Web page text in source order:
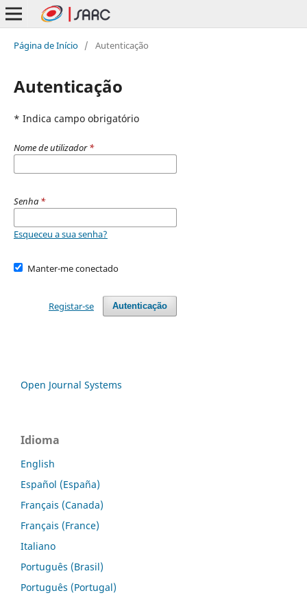
Página de Início / Autenticação
Autenticação
* Indica campo obrigatório
Nome de utilizador*
Senha *
Esqueceu a sua senha?
Manter-me conectado
Autenticação
Registar-se
Open Journal Systems
Idioma
English
Español (España)
Français (Canada)
Français (France)
Italiano
Português (Brasil)
Português (Portugal)